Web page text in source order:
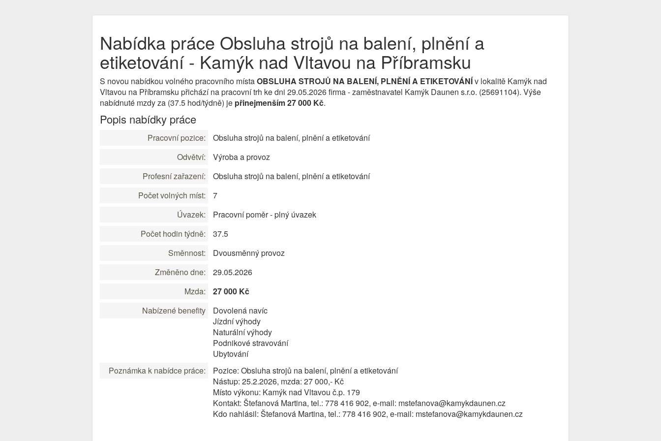
Nabídka práce Obsluha strojů na balení, plnění a
etiketování - Kamýk nad Vltavou na Příbramsku
S novou nabídkou volného pracovního místaOBSLUHA STROJŮ NA BALENÍ, PLNĚNÍ A ETIKETOVÁNÍv lokalitě Kamýk nad
Vltavou na Příbramsku přichází na pracovní trh ke dni 29.05.2026 firma - zaměstnavatel Kamýk Daunen s.r.o. (25691104). Výše
nabídnuté mzdy za (37.5 hod/týdně) je přinejmenším 27 000 Kč.
Popis nabídky práce
Pracovní pozice:
Obsluha strojů na balení, plnění a etiketování
Odvětví:
Výroba a provoz
Profesní zařazení:
Obsluha strojů na balení, plnění a etiketování
Počet volných míst:
7
Úvazek:
Pracovní poměr - plný úvazek
Počet hodin týdně:
37.5
Směnnost:
Dvousměnný provoz
Změněno dne:
29.05.2026
Mzda:
27 000 Kč
Nabízené benefity
Dovolená navíc
Jízdní výhody
Naturální výhody
Podnikové stravování
Ubytování
Poznámka k nabídce práce:
Pozice: Obsluha strojů na balení, plnění a etiketování
Nástup: 25.2.2026, mzda: 27 000,- Kč
Místo výkonu: Kamýk nad Vltavou č.p. 179
Kontakt: Štefanová Martina, tel.: 778 416 902, e-mail: mstefanova@kamykdaunen.cz
Kdo nahlásil: Štefanová Martina, tel.: 778 416 902, e-mail: mstefanova@kamykdaunen.cz